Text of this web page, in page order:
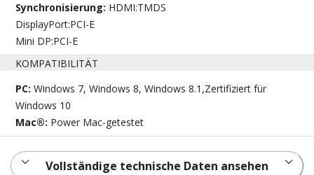
Synchronisierung: HDMI:TMDS
DisplayPort:PCI-E
Mini DP:PCI-E
KOMPATIBILITÄT
PC:Windows 7, Windows 8, Windows 8.1,Zertifiziert für
Windows 10
Mac®: Power Mac-getestet
Vollständige technische Daten ansehen